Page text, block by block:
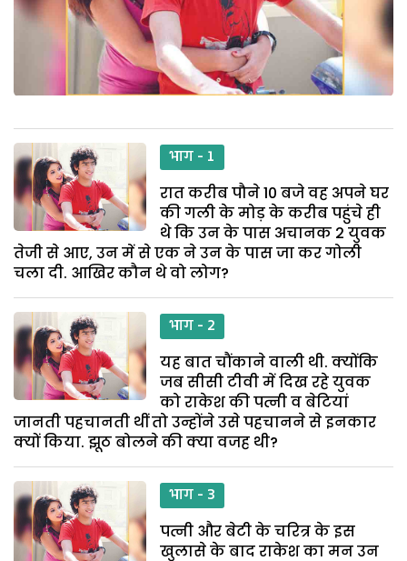
भाग - 1
रात करीब पौने 10 बजे वह अपने घर
की गली के मोड़ के करीब पहुंचे ही
थे कि उन के पास अचानक 2 युवक
तेजी से आए, उन में से एक ने उन के पास जा कर गोली
चला दी. आखिर कौन थे वो लोग?
भाग - 2
यह बात चौंकाने वाली थी. क्योंकि
जब सीसी टीवी में दिख रहे युवक
को राकेश की पत्नी व बेटियां
जानती पहचानती थीं तो उन्होंने उसे पहचानने से इनकार
क्यों किया. झूठ बोलने की क्या वजह थी?
भाग - 3
पत्नी और बेटी के चरित्र के इस
खुलासे के बाद राकेश का मन उन